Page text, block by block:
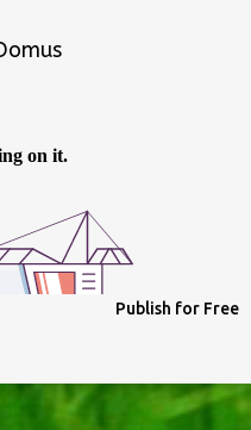
Publish for Free